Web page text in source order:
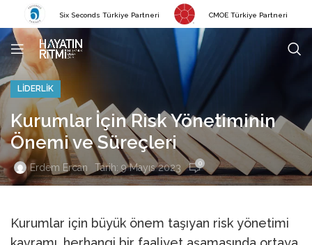
Six Seconds Türkiye Partneri CMOE Türkiye Partneri
LIDERLIK
Kurumlar İçin Risk Yönetiminin
Önemi ve Süreçleri
Erdem Ercan Tarih: 9 Mayıs 2023 0
Kurumlar için büyük önem taşıyan risk yönetimi